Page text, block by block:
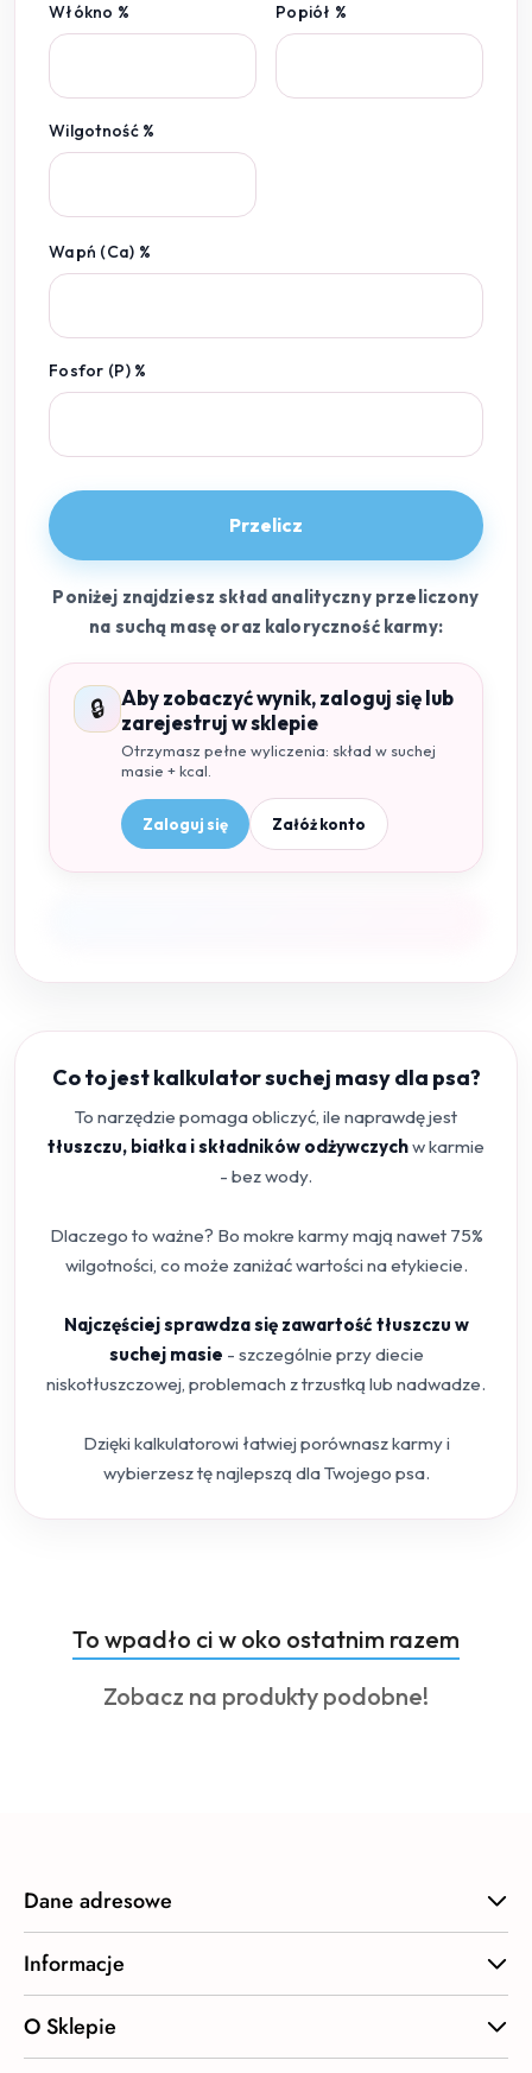
Włókno % Popiół %
Wilgotność %
Wapń (Ca) %
Fosfor (P) %
Przelicz
Poniżej znajdziesz skład analityczny przeliczony
na suchą masę oraz kaloryczność karmy:
🔒
Aby zobaczyć wynik, zaloguj się lub
zarejestruj w sklepie
Otrzymasz pełne wyliczenia: skład w suchej
masie + kcal.
Zaloguj się Załóż konto
Co to jest kalkulator suchej masy dla psa?
To narzędzie pomaga obliczyć, ile naprawdę jest
tłuszczu, białka i składników odżywczychw karmie
- bez wody.
Dlaczego to ważne? Bo mokre karmy mają nawet 75%
wilgotności, co może zaniżać wartości na etykiecie.
Najczęściej sprawdza się zawartość tłuszczu w
suchej masie - szczególnie przy diecie
niskotłuszczowej, problemach z trzustką lub nadwadze.
Dzięki kalkulatorowi łatwiej porównasz karmy i
wybierzesz tę najlepszą dla Twojego psa.
Pomiń karuzelę produktów
Produkty
o
statusie:
To wpadło ci w oko ostatnim razem
Produkty
Zobacz na produkty podobne!
Dane adresowe
Informacje
O Sklepie